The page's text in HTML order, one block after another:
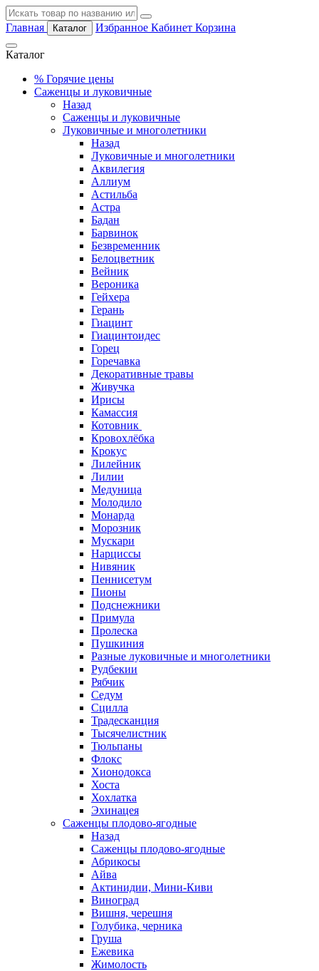
Главная Каталог Избранное Кабинет Корзина
Каталог
% Горячие цены
Саженцы и луковичные
Назад
Саженцы и луковичные
Луковичные и многолетники
Назад
Луковичные и многолетники
Аквилегия
Аллиум
Астильба
Астра
Бадан
Барвинок
Безвременник
Белоцветник
Вейник
Вероника
Гейхера
Герань
Гиацинт
Гиацинтоидес
Горец
Горечавка
Декоративные травы
Живучка
Ирисы
Камассия
Котовник
Кровохлёбка
Крокус
Лилейник
Лилии
Медуница
Молодило
Монарда
Морозник
Мускари
Нарциссы
Нивяник
Пеннисетум
Пионы
Подснежники
Примула
Пролеска
Пушкиния
Разные луковичные и многолетники
Рудбекии
Рябчик
Седум
Сцилла
Традесканция
Тысячелистник
Тюльпаны
Флокс
Хионодокса
Хоста
Хохлатка
Эхинацея
Саженцы плодово-ягодные
Назад
Саженцы плодово-ягодные
Абрикосы
Айва
Актинидии, Мини-Киви
Виноград
Вишня, черешня
Голубика, черника
Груша
Ежевика
Жимолость